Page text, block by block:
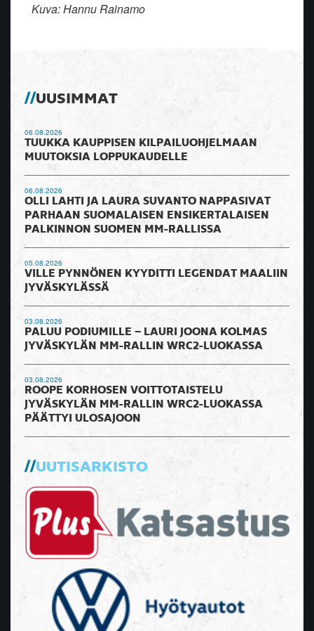
Kuva: Hannu Rainamo
UUSIMMAT
06.08.2026
TUUKKA KAUPPISEN KILPAILUOHJELMAAN
MUUTOKSIA LOPPUKAUDELLE
06.08.2026
OLLI LAHTI JA LAURA SUVANTO NAPPASIVAT
PARHAAN SUOMALAISEN ENSIKERTALAISEN
PALKINNON SUOMEN MM-RALLISSA
05.08.2026
VILLE PYNNÖNEN KYYDITTI LEGENDAT MAALIIN
JYVÄSKYLÄSSÄ
03.08.2026
PALUU PODIUMILLE – LAURI JOONA KOLMAS
JYVÄSKYLÄN MM-RALLIN WRC2-LUOKASSA
03.08.2026
ROOPE KORHOSEN VOITTOTAISTELU
JYVÄSKYLÄN MM-RALLIN WRC2-LUOKASSA
PÄÄTTYI ULOSAJOON
UUTISARKISTO